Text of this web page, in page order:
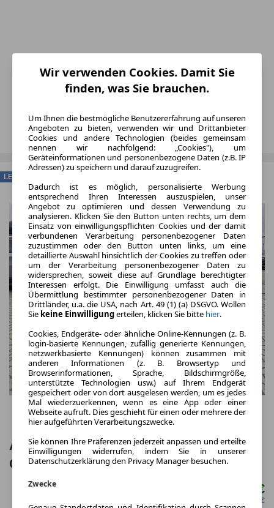
Abarth 595C Automatik
Carplay*PDC*Klima
199,00 €
netto mtl. 167,23 €
LEASING
Wir verwenden Cookies. Damit Sie
finden, was Sie brauchen.
Um Ihnen die bestmögliche Benutzererfahrung auf unseren
Angeboten zu bieten, verwenden wir und Drittanbieter
Cookies und andere Technologien (beides gemeinsam
nennen wir nachfolgend: „Cookies"), um
Geräteinformationen und personenbezogene Daten (z.B. IP
Adressen) zu speichern und darauf zuzugreifen.
Dadurch ist es möglich, personalisierte Werbung
entsprechend Ihren Interessen auszuspielen, unser
Angebot zu optimieren und dessen Verwendung zu
analysieren. Klicken Sie den Button unten rechts, um dem
Einsatz von einwilligungspflichten Cookies und der damit
verbundenen Verarbeitung personenbezogener Daten
zuzustimmen oder den Button unten links, um eine
detaillierte Auswahl hinsichtlich der Cookies zu treffen oder
um der Verarbeitung personenbezogener Daten zu
widersprechen, soweit diese auf Grundlage berechtigter
Interessen erfolgt. Die Einwilligung umfasst auch die
Übermittlung bestimmter personenbezogener Daten in
Drittländer, u.a. die USA, nach Art. 49 (1) (a) DSGVO. Wollen
Sie keine Einwilligungerteilen, klicken Sie bitte hier.
Cookies, Endgeräte- oder ähnliche Online-Kennungen (z. B.
login-basierte Kennungen, zufällig generierte Kennungen,
netzwerkbasierte Kennungen) können zusammen mit
anderen Informationen (z. B. Browsertyp und
Browserinformationen, Sprache, Bildschirmgröße,
unterstützte Technologien usw.) auf Ihrem Endgerät
gespeichert oder von dort ausgelesen werden, um es jedes
Mal wiederzuerkennen, wenn es eine App oder einer
Webseite aufruft. Dies geschieht für einen oder mehrere der
hier aufgeführten Verarbeitungszwecke.
Sie können Ihre Präferenzen jederzeit anpassen und erteilte
Einwilligungen widerrufen, indem Sie in unserer
Datenschutzerklärung den Privacy Manager besuchen.
Zwecke